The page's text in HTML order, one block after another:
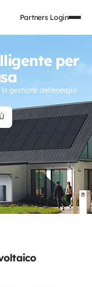
Partners Login
per
gestione dell'energia